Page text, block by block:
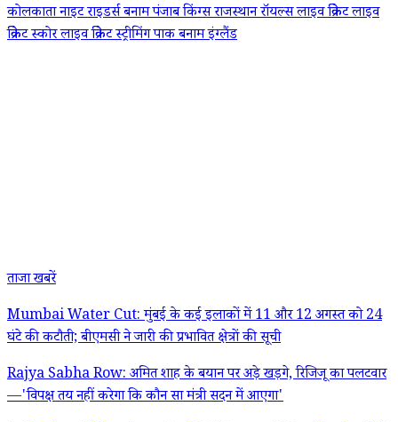
कोलकाता नाइट राइडर्स बनाम पंजाब किंग्सराजस्थान रॉयल्सलाइव क्रिकेटलाइव
क्रिकेट स्कोरलाइव क्रिकेट स्ट्रीमिंग पाक बनाम इंग्लैंड
ताजा खबरें
Mumbai Water Cut: मुंबई के कई इलाकों में 11 और 12 अगस्त को 24
घंटे की कटौती; बीएमसी ने जारी की प्रभावित क्षेत्रों की सूची
Rajya Sabha Row: अमित शाह के बयान पर अड़े खड़गे, रिजिजू का पलटवार
—'विपक्ष तय नहीं करेगा कि कौन सा मंत्री सदन में आएगा'